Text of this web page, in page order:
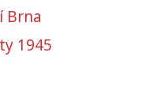
Brna
1945